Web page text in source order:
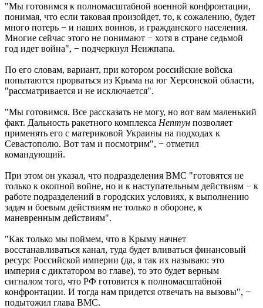
"Мы готовимся к полномасштабной военной конфронтации,
понимая, что если таковая произойдет, то, к сожалению, будет
много потерь − и наших воинов, и гражданского населения.
Многие сейчас этого не понимают − хотя в стране седьмой
год идет война", − подчеркнул Неижпапа.
По его словам, вариант, при котором российские войска
попытаются прорваться из Крыма на юг Херсонской области,
"рассматривается и не исключается".
"Мы готовимся. Все рассказать не могу, но вот вам маленький
факт. Дальность ракетного комплекса Нептун позволяет
применять его с материковой Украины на подходах к
Севастополю. Вот там и посмотрим", − отметил
командующий.
При этом он указал, что подразделения ВМС "готовятся не
только к окопной войне, но и к наступательным действиям − к
работе подразделений в городских условиях, к выполнению
задач и боевым действиям не только в обороне, к
маневренным действиям".
"Как только мы поймем, что в Крыму начнет
восстанавливаться канал, туда будет вливаться финансовый
ресурс Российской империи (да, я так их называю: это
империя с диктатором во главе), то это будет верным
сигналом того, что РФ готовится к полномасштабной
конфронтации. И тогда нам придется отвечать на вызовы", −
подытожил глава ВМС.